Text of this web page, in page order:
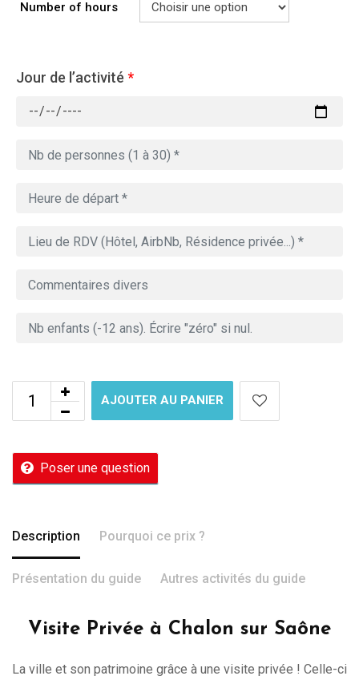
Number of hours
Jour de l’activité *
AJOUTER AU PANIER
Poser une question
Description Pourquoi ce prix ?
Présentation du guide Autres activités du guide
Visite Privée à Chalon sur Saône
La ville et son patrimoine grâce à une visite privée ! Celle-ci